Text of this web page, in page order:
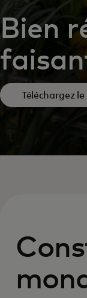
Bien
Téléchargez